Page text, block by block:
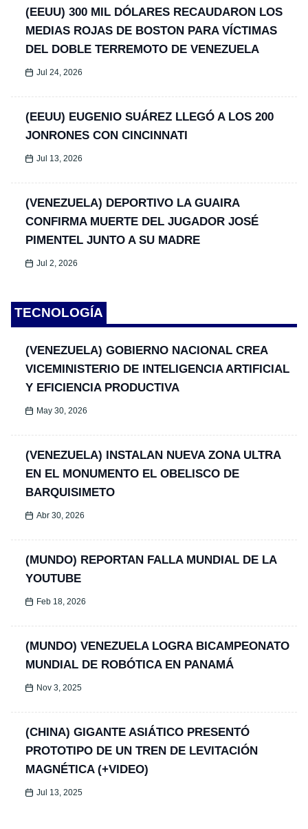
(EEUU) 300 MIL DÓLARES RECAUDARON LOS
MEDIAS ROJAS DE BOSTON PARA VÍCTIMAS
DEL DOBLE TERREMOTO DE VENEZUELA
Jul 24, 2026
(EEUU) EUGENIO SUÁREZ LLEGÓ A LOS 200
JONRONES CON CINCINNATI
Jul 13, 2026
(VENEZUELA) DEPORTIVO LA GUAIRA
CONFIRMA MUERTE DEL JUGADOR JOSÉ
PIMENTEL JUNTO A SU MADRE
Jul 2, 2026
TECNOLOGÍA
(VENEZUELA) GOBIERNO NACIONAL CREA
VICEMINISTERIO DE INTELIGENCIA ARTIFICIAL
Y EFICIENCIA PRODUCTIVA
May 30, 2026
(VENEZUELA) INSTALAN NUEVA ZONA ULTRA
EN EL MONUMENTO EL OBELISCO DE
BARQUISIMETO
Abr 30, 2026
(MUNDO) REPORTAN FALLA MUNDIAL DE LA
YOUTUBE
Feb 18, 2026
(MUNDO) VENEZUELA LOGRA BICAMPEONATO
MUNDIAL DE ROBÓTICA EN PANAMÁ
Nov 3, 2025
(CHINA) GIGANTE ASIÁTICO PRESENTÓ
PROTOTIPO DE UN TREN DE LEVITACIÓN
MAGNÉTICA (+VIDEO)
Jul 13, 2025